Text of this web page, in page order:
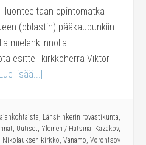
luonteeltaan opintomatka
(oblastin) pääkaupunkiin.
mielenkiinnolla
esitteli kirkkoherra Viktor
lisää...]
ajankohtaista, Länsi-Inkerin rovastikunta,
, Uutiset, Yleinen / Hatsina, Kazakov,
Nikolauksen kirkko, Vanamo, Vorontsov